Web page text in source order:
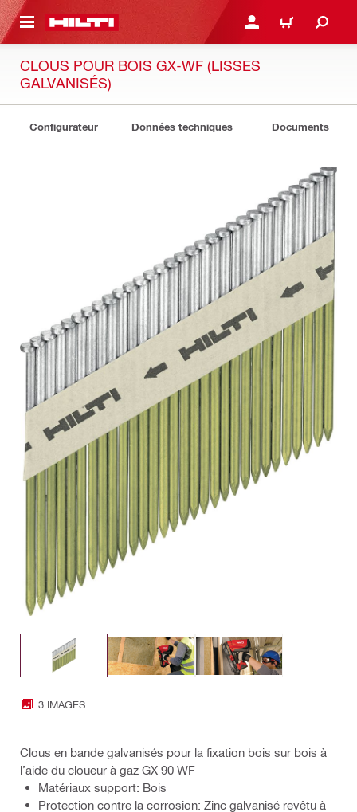
CONTENT CONNEXION OU
PANIER
CLOUS POUR BOIS GX-WF (LISSES
GALVANISÉS)
Configurateur Données techniques Documents
3 IMAGES
Clous en bande galvanisés pour la fixation bois sur bois à
l’aide du cloueur à gaz GX 90 WF
Matériaux support: Bois
Protection contre la corrosion: Zinc galvanisé revêtu à